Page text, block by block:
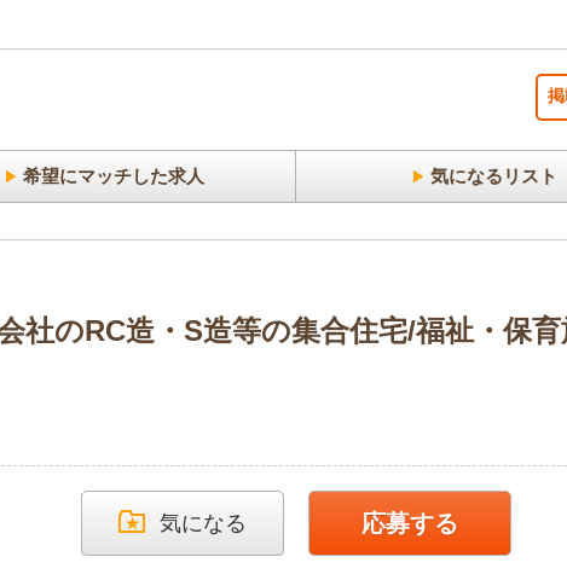
希望にマッチした求人 気になるリスト
社のRC造・S造等の集合住宅/福祉・保
気になる 応募する